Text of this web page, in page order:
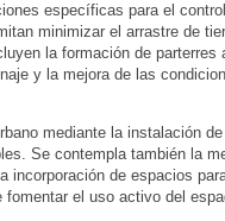
específicas para el
minimizar el arrastre de
la formación de parterres
y la mejora de las
mediante la instalación
Se contempla también la
incorporación de espacios
el uso activo del